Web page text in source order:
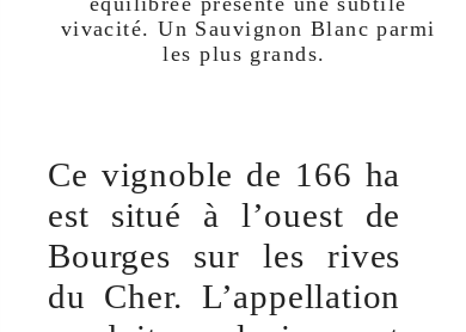
vivacité. Un Sauvignon Blanc parmi
les plus grands.
Ce vignoble de 166 ha
est situé à l’ouest de
Bourges sur les rives
du Cher. L’appellation